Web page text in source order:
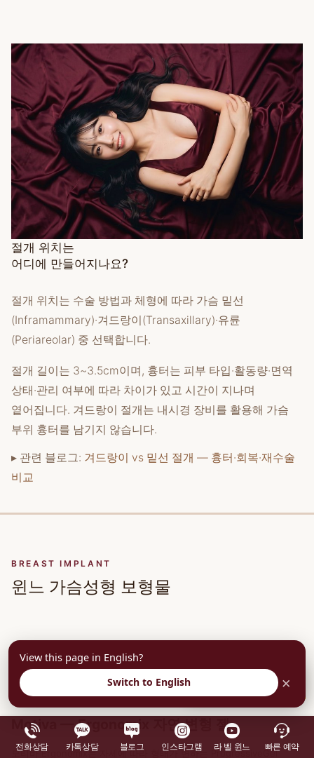
절개 위치는
어디에 만들어지나요?
절개 위치는 수술 방법과 체형에 따라 가슴 밑선
(Inframammary)·겨드랑이(Transaxillary)·유륜
(Periareolar) 중 선택합니다.
절개 길이는 3~3.5cm이며, 흉터는 피부 타입·활동량·면역
상태·관리 여부에 따라 차이가 있고 시간이 지나며
옅어집니다. 겨드랑이 절개는 내시경 장비를 활용해 가슴
부위 흉터를 남기지 않습니다.
▸ 관련 블로그: 겨드랑이 vs 밑선 절개 — 흉터·회복·재수술
비교
BREAST IMPLANT
윈느 가슴성형 보형물
모티바
Motiva — Ergonomix 자연 변형 젤
모티바 Ergonomix는 자세에 따라 형태가 변하는 ProgressiveGel
View this page in English?
Switch to English ×
전화상담 카톡상담 블로그 인스타그램 라 벨 윈느 빠른 예약
부담없이 상담예약